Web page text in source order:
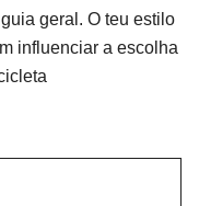
geral. O teu estilo
influenciar a escolha